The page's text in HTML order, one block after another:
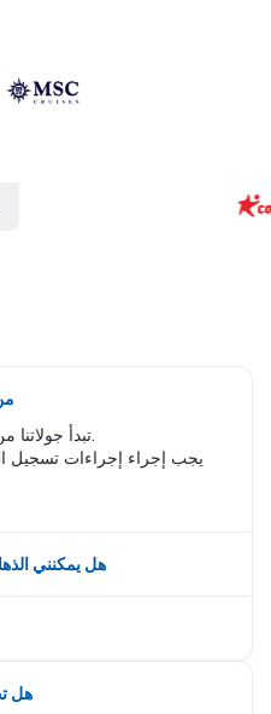
تبدأ جولاتنا.
يجب إجراء إجراءات تسجيل
هل يمكنني
هل